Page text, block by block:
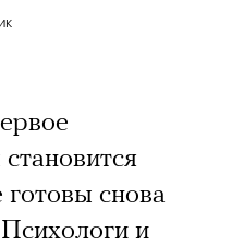
снова
и